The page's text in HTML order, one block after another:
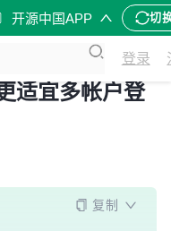
开源中国APP 切
登录
适宜多帐户登
复制